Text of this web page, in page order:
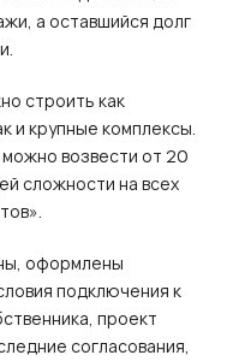
а оставшийся долг
строить как
и крупные комплексы.
возвести от 20
сложности на всех
оформлены
подключения к
проект
согласования,